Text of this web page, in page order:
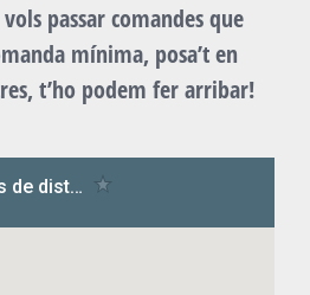
passar comandes que
mínima, posa’t en
t’ho podem fer arribar!